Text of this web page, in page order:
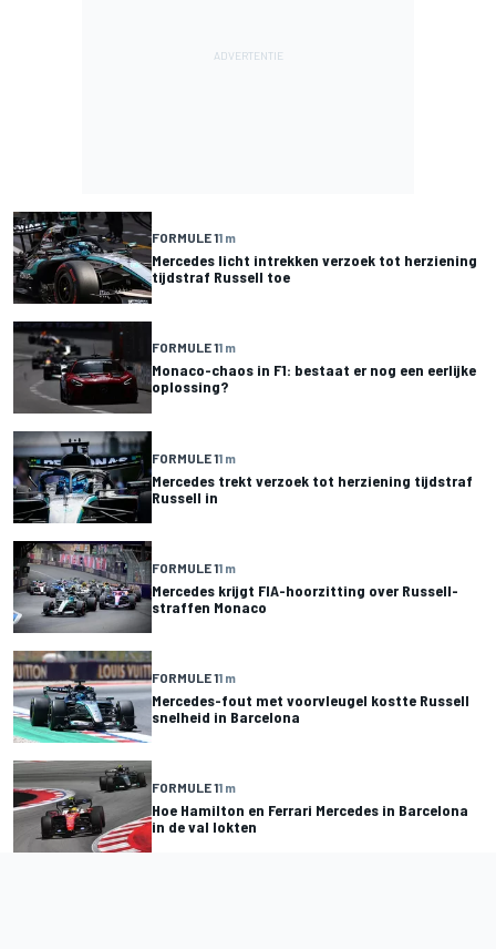
FORMULE 11 m
Mercedes licht intrekken verzoek tot herziening
tijdstraf Russell toe
FORMULE 11 m
Monaco-chaos in F1: bestaat er nog een eerlijke
oplossing?
FORMULE 11 m
Mercedes trekt verzoek tot herziening tijdstraf
Russell in
FORMULE 11 m
Mercedes krijgt FIA-hoorzitting over Russell-
straffen Monaco
FORMULE 11 m
Mercedes-fout met voorvleugel kostte Russell
snelheid in Barcelona
FORMULE 11 m
Hoe Hamilton en Ferrari Mercedes in Barcelona
in de val lokten